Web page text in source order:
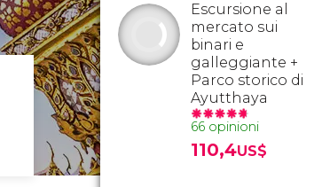
Escursione al
mercato sui
binari e
galleggiante +
Parco storico di
Ayutthaya
66 opinioni
110,4US$